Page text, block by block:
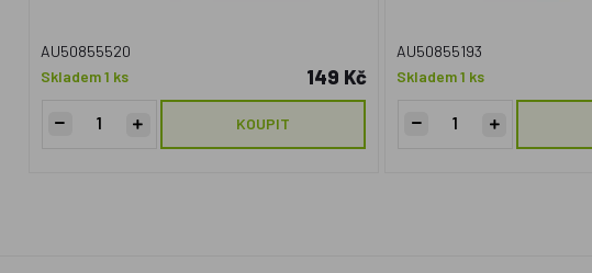
AU50855520
Skladem 1 ks
149 Kč
KOUPIT
AU50855193
Skladem 1 ks